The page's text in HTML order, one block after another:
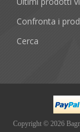
Confronta i
Cerca
Copyright © 2026